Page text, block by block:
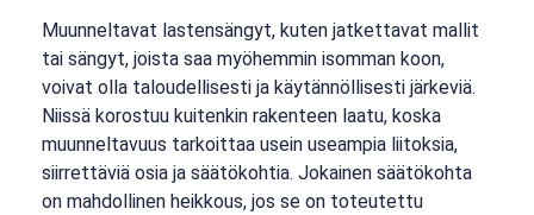
Muunneltavat lastensängyt, kuten jatkettavat mallit
tai sängyt, joista saa myöhemmin isomman koon,
voivat olla taloudellisesti ja käytännöllisesti järkeviä.
Niissä korostuu kuitenkin rakenteen laatu, koska
muunneltavuus tarkoittaa usein useampia liitoksia,
siirrettäviä osia ja säätökohtia. Jokainen säätökohta
on mahdollinen heikkous, jos se on toteutettu